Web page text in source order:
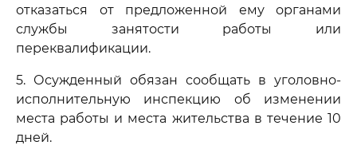
отказаться от предложенной ему органами
службы занятости работы или
переквалификации.
5. Осужденный обязан сообщать в уголовно-
исполнительную инспекцию об изменении
места работы и места жительства в течение 10
дней.